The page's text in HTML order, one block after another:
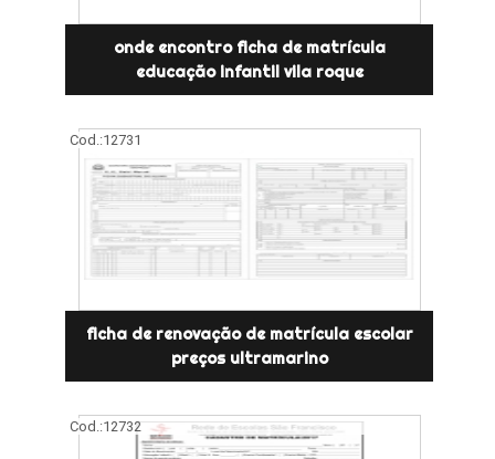
onde encontro ficha de matrícula
educação infantil vila roque
Cod.:12731
ficha de renovação de matrícula escolar
preços ultramarino
Cod.:12732